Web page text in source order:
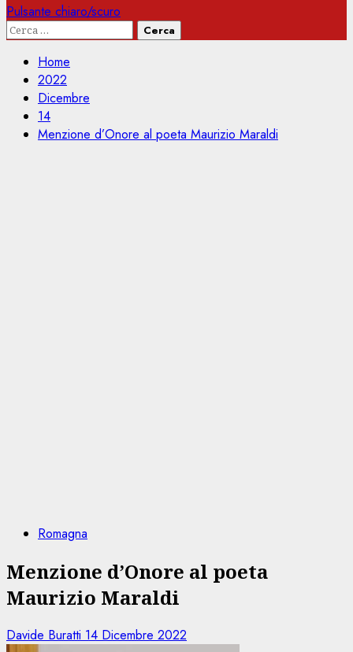
Pulsante chiaro/scuro
Ricerca
Home
2022
Dicembre
14
Menzione d’Onore al poeta Maurizio Maraldi
Romagna
Menzione d’Onore al poeta
Maurizio Maraldi
Davide Buratti 14 Dicembre 2022